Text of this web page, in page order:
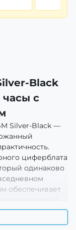
Black
с
Silver-Black —
циферблата
одинаково
обеспечивает
частой
любом